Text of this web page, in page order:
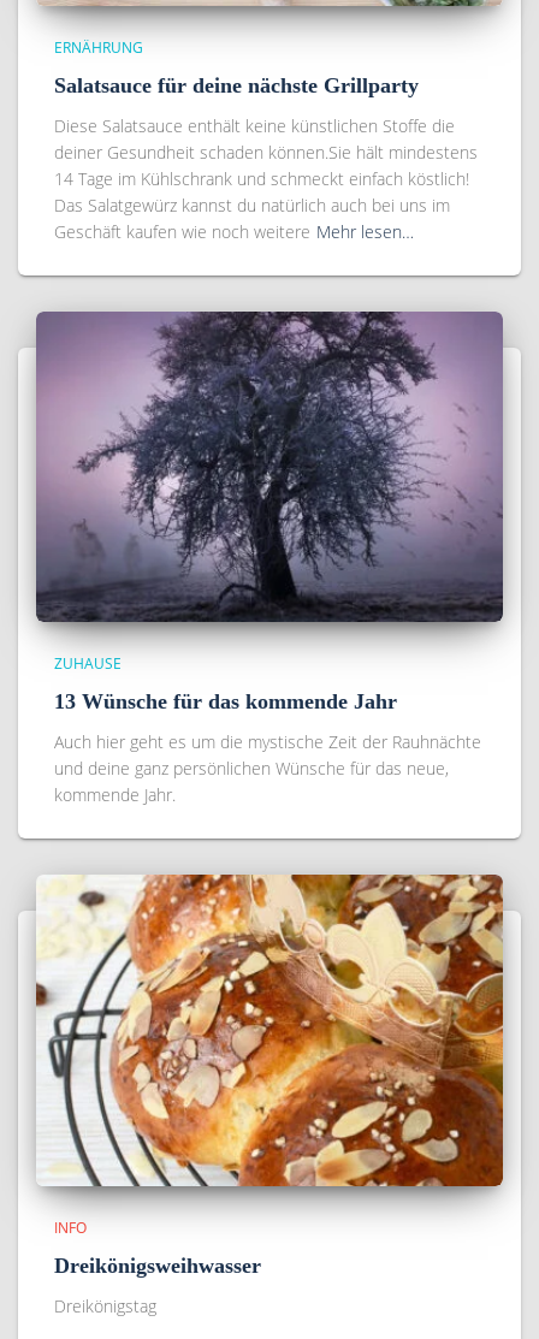
ERNÄHRUNG
Salatsauce für deine nächste Grillparty
Diese Salatsauce enthält keine künstlichen Stoffe die
deiner Gesundheit schaden können.Sie hält mindestens
14 Tage im Kühlschrank und schmeckt einfach köstlich!
Das Salatgewürz kannst du natürlich auch bei uns im
Geschäft kaufen wie noch weitere Mehr lesen…
ZUHAUSE
13 Wünsche für das kommende Jahr
Auch hier geht es um die mystische Zeit der Rauhnächte
und deine ganz persönlichen Wünsche für das neue,
kommende Jahr.
INFO
Dreikönigsweihwasser
Dreikönigstag